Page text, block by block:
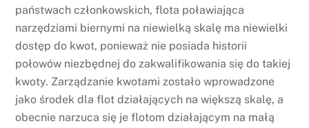
państwach członkowskich, flota poławiająca
narzędziami biernymi na niewielką skalę ma niewielki
dostęp do kwot, ponieważ nie posiada historii
połowów niezbędnej do zakwalifikowania się do takiej
kwoty. Zarządzanie kwotami zostało wprowadzone
jako środek dla flot działających na większą skalę, a
obecnie narzuca się je flotom działającym na małą